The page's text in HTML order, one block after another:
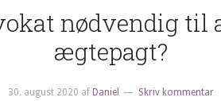
nødvendig til
ægtepagt?
30. august 2020 af Daniel Skriv kommentar